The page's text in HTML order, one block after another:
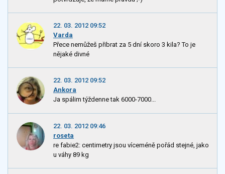
22. 03. 2012 09:52
Varda
Přece nemůžeš přibrat za 5 dní skoro 3 kila? To je
nějaké divné
22. 03. 2012 09:52
Ankora
Ja spálim týždenne tak 6000-7000...
22. 03. 2012 09:46
roseta
re fabie2: centimetry jsou víceméně pořád stejné, jako
u váhy 89 kg